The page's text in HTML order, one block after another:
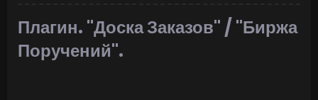
Плагин. "Доска Заказов" / "Биржа
Поручений".​